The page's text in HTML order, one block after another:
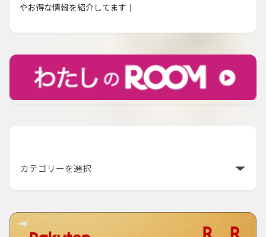
やお得な情報を紹介してます｜